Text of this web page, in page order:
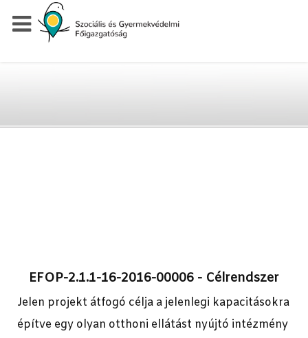
EFOP-2.1.1-16-2016-00006 - Célrendszer
Jelen projekt átfogó célja a jelenlegi kapacitásokra
építve egy olyan otthoni ellátást nyújtó intézmény